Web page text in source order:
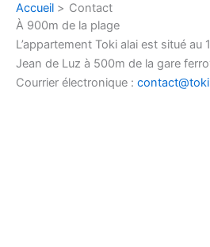
Aller
contenu
Accueil
Contact
À 900m de la plage
L’appartement Toki alai est situé au
Jean de Luz à 500m de la gare
Courrier électronique :